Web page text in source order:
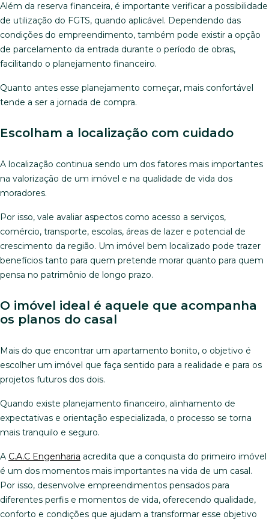
Além da reserva financeira, é importante verificar a possibilidade
de utilização do FGTS, quando aplicável. Dependendo das
condições do empreendimento, também pode existir a opção
de parcelamento da entrada durante o período de obras,
facilitando o planejamento financeiro.
Quanto antes esse planejamento começar, mais confortável
tende a ser a jornada de compra.
Escolham a localização com cuidado
A localização continua sendo um dos fatores mais importantes
na valorização de um imóvel e na qualidade de vida dos
moradores.
Por isso, vale avaliar aspectos como acesso a serviços,
comércio, transporte, escolas, áreas de lazer e potencial de
crescimento da região. Um imóvel bem localizado pode trazer
benefícios tanto para quem pretende morar quanto para quem
pensa no patrimônio de longo prazo.
O imóvel ideal é aquele que acompanha
os planos do casal
Mais do que encontrar um apartamento bonito, o objetivo é
escolher um imóvel que faça sentido para a realidade e para os
projetos futuros dos dois.
Quando existe planejamento financeiro, alinhamento de
expectativas e orientação especializada, o processo se torna
mais tranquilo e seguro.
A C.A.C Engenharia acredita que a conquista do primeiro imóvel
é um dos momentos mais importantes na vida de um casal.
Por isso, desenvolve empreendimentos pensados para
diferentes perfis e momentos de vida, oferecendo qualidade,
conforto e condições que ajudam a transformar esse objetivo